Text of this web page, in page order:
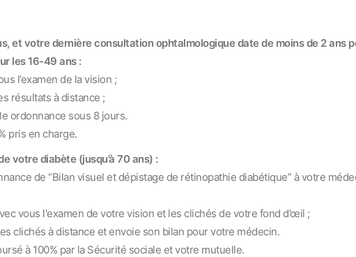
et votre dernière consultation ophtalmologique date de moins de 2 ans
les 16-49 ans :
de la vision ;
à distance ;
sous 8 jours.
pris en charge.
votre diabète (jusqu’à 70 ans) :
de “Bilan visuel et dépistage de rétinopathie diabétique” à votre
l'examen de votre vision et les clichés de votre fond d’œil ;
à distance et envoie son bilan pour votre médecin.
à 100% par la Sécurité sociale et votre mutuelle.